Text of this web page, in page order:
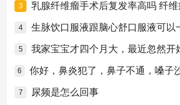
3 乳腺纤维瘤手术后复发率高吗 纤
4 生脉饮口服液跟脑心舒口服液可以
5 我家宝宝才四个月大，最近忽然开
6
7 尿频是怎么回事